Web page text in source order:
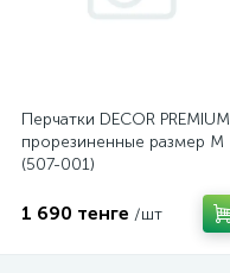
Перчатки DECOR PREMIUM
прорезиненные размер М
(507-001)
1 690 тенге /шт